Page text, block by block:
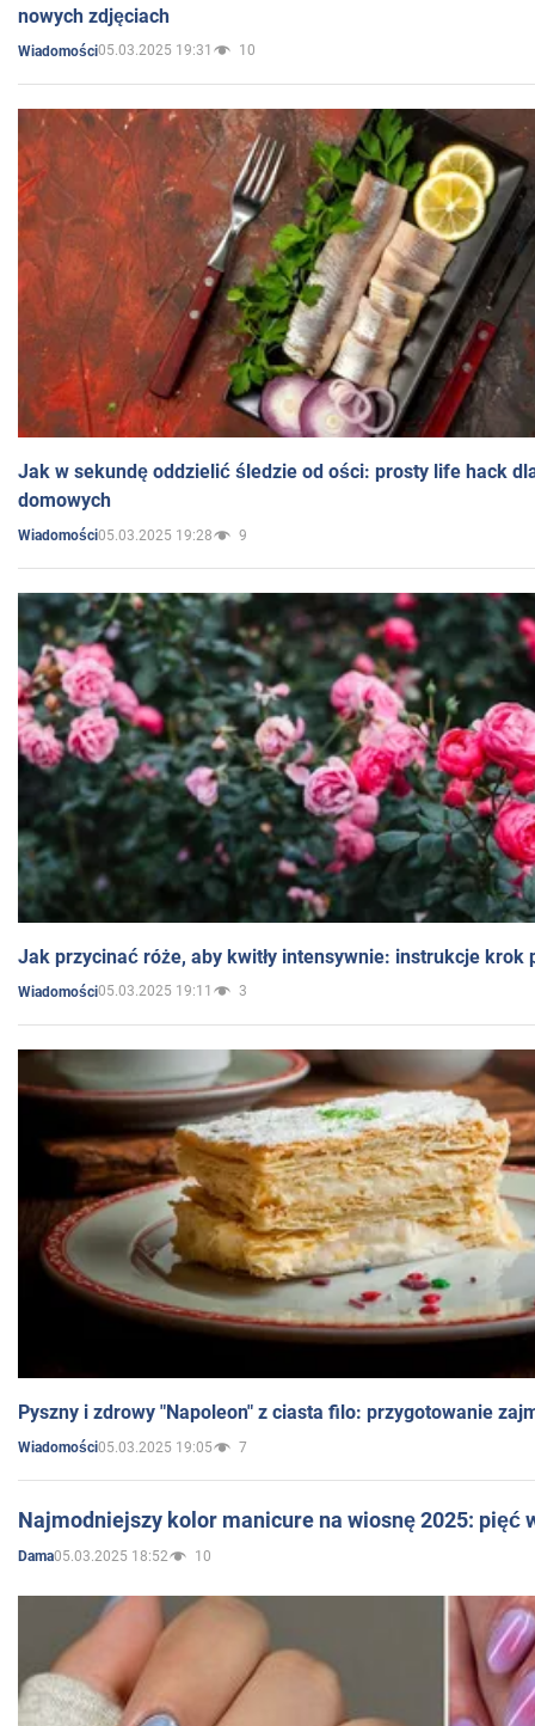
nowych zdjęciach
Wiadomości05.03.2025 19:31 10
Jak w sekundę oddzielić śledzie od ości: prosty life hack
domowych
Wiadomości05.03.2025 19:28 9
Jak przycinać róże, aby kwitły intensywnie: instrukcje krok
Wiadomości05.03.2025 19:11 3
Pyszny i zdrowy "Napoleon" z ciasta filo: przygotowanie
Wiadomości05.03.2025 19:05 7
Najmodniejszy kolor manicure na wiosnę 2025: pięć
Dama05.03.2025 18:52 10